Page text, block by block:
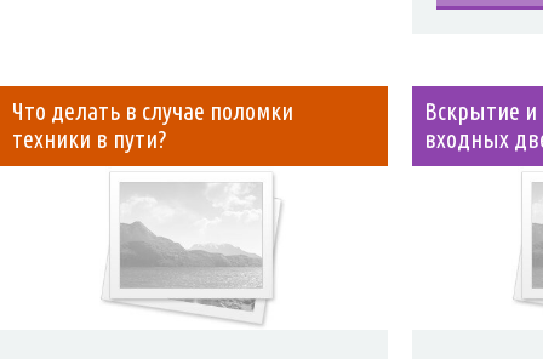
Что делать в случае поломки
техники в пути?
Вскрытие и
входных